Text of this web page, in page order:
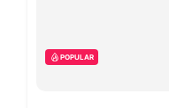
POPULAR